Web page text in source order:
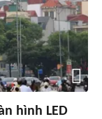
hình LED